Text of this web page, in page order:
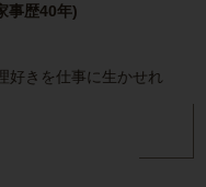
事歴40年)
好きを仕事に生かせれ